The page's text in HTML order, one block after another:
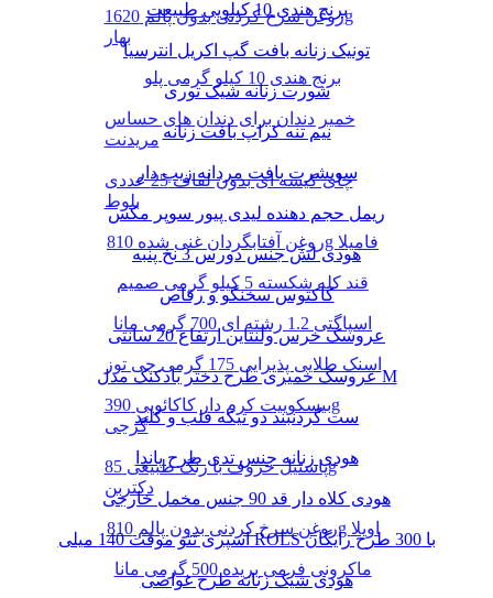
روغن سرخ کردنی بدون پالم 1620g
بهار
برنج هندی 10 کیلو گرمی پلو
خمیر دندان برای دندان های حساس
مریدنت
چای کیسه ای بدون لفاف 25 عددی
بلوط
روغن آفتابگردان غنی شده 810g فامیلا
قند کله شکسته 5 کیلو گرمی صمیم
اسپاگتی 1.2 رشته ای 700 گرمی مانا
اسنک طلایی پذیرایی 175 گرمی چی توز
بیسکوییت کرم دار کاکائویی 390g
گرجی
پاستیل حروف با رنگ طبیعی 85g
دکتربن
روغن سرخ کردنی بدون پالم 810g اویلا
ماکرونی فرمی بریده 500 گرمی مانا
برنج هندی 10 کیلویی طبیعت
تونیک زنانه بافت گپ اکریل انترسیا
شورت زنانه شیک توری
نیم تنه کراپ بافت زنانه
سویشرت بافت مردانه زیپ دار
ریمل حجم دهنده لیدی پیور سوپر مکس
هودی لش جنس دورس 3 نخ پنبه
کاکتوس سخنگو و رقاص
عروسک خرس ولنتاین ارتفاع 20 سانتی
عروسک خمیری طرح دختر بادکنک مدل M
ست گردنبند دو تیکه قلب و کلید
هودی زنانه جنس تدی طرح پاندا
هودی کلاه دار قد 90 جنس مخمل خارجی
اسپری تتو موقت 140 میلی ROLS با 300 طرح رایگان
هودی شیک زنانه طرح غواصی